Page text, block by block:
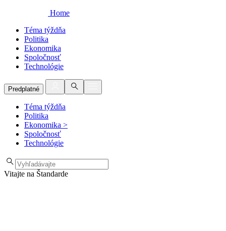
Home
Téma týždňa
Politika
Ekonomika
Spoločnosť
Technológie
Predplatné
Téma týždňa
Politika
Ekonomika >
Spoločnosť
Technológie
Vitajte na Štandarde